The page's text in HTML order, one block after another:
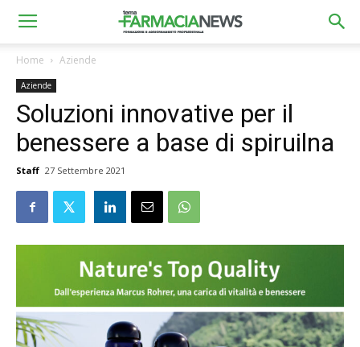
Home Aziende
Aziende
Soluzioni innovative per il
benessere a base di spiruilna
Staff 27 Settembre 2021